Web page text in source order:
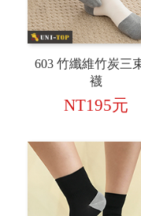
603 竹纖維竹炭三
襪
NT195元